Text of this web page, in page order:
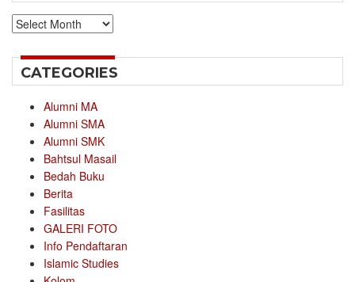
Archives
CATEGORIES
Alumni MA
Alumni SMA
Alumni SMK
Bahtsul Masail
Bedah Buku
Berita
Fasilitas
GALERI FOTO
Info Pendaftaran
Islamic Studies